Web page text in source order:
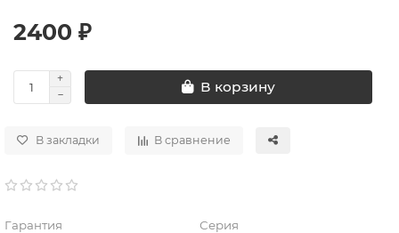
2400 ₽
В корзину
В закладки В сравнение
Гарантия Серия